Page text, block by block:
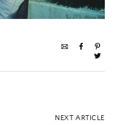
NEXT ARTICLE